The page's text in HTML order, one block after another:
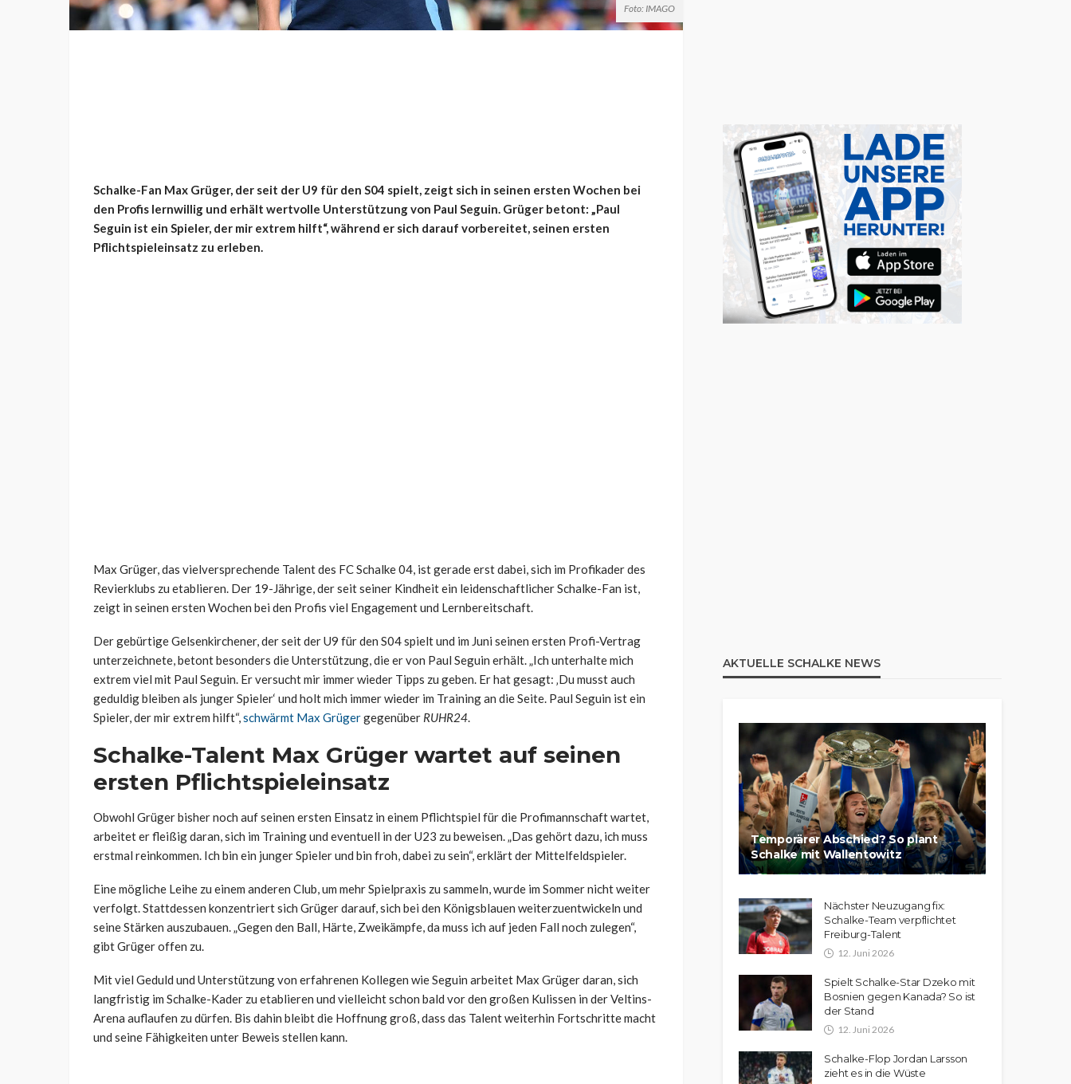
Foto: IMAGO
Schalke-Fan Max Grüger, der seit der U9 für den S04 spielt, zeigt sich in seinen ersten Wochen bei
den Profis lernwillig und erhält wertvolle Unterstützung von Paul Seguin. Grüger betont: „Paul
Seguin ist ein Spieler, der mir extrem hilft“, während er sich darauf vorbereitet, seinen ersten
Pflichtspieleinsatz zu erleben.
Max Grüger, das vielversprechende Talent des FC Schalke 04, ist gerade erst dabei, sich im Profikader des
Revierklubs zu etablieren. Der 19-Jährige, der seit seiner Kindheit ein leidenschaftlicher Schalke-Fan ist,
zeigt in seinen ersten Wochen bei den Profis viel Engagement und Lernbereitschaft.
Der gebürtige Gelsenkirchener, der seit der U9 für den S04 spielt und im Juni seinen ersten Profi-Vertrag
unterzeichnete, betont besonders die Unterstützung, die er von Paul Seguin erhält. „Ich unterhalte mich
extrem viel mit Paul Seguin. Er versucht mir immer wieder Tipps zu geben. Er hat gesagt: ‚Du musst auch
geduldig bleiben als junger Spieler‘ und holt mich immer wieder im Training an die Seite. Paul Seguin ist ein
Spieler, der mir extrem hilft“,schwärmt Max Grügergegenüber RUHR24.
Schalke-Talent Max Grüger wartet auf seinen
ersten Pflichtspieleinsatz
Obwohl Grüger bisher noch auf seinen ersten Einsatz in einem Pflichtspiel für die Profimannschaft wartet,
arbeitet er fleißig daran, sich im Training und eventuell in der U23 zu beweisen. „Das gehört dazu, ich muss
erstmal reinkommen. Ich bin ein junger Spieler und bin froh, dabei zu sein“, erklärt der Mittelfeldspieler.
Eine mögliche Leihe zu einem anderen Club, um mehr Spielpraxis zu sammeln, wurde im Sommer nicht weiter
verfolgt. Stattdessen konzentriert sich Grüger darauf, sich bei den Königsblauen weiterzuentwickeln und
seine Stärken auszubauen. „Gegen den Ball, Härte, Zweikämpfe, da muss ich auf jeden Fall noch zulegen“,
gibt Grüger offen zu.
Mit viel Geduld und Unterstützung von erfahrenen Kollegen wie Seguin arbeitet Max Grüger daran, sich
langfristig im Schalke-Kader zu etablieren und vielleicht schon bald vor den großen Kulissen in der Veltins-
Arena auflaufen zu dürfen. Bis dahin bleibt die Hoffnung groß, dass das Talent weiterhin Fortschritte macht
und seine Fähigkeiten unter Beweis stellen kann.
AKTUELLE SCHALKE NEWS
Temporärer Abschied? So plant
Schalke mit Wallentowitz
Nächster Neuzugang fix:
Schalke-Team verpflichtet
Freiburg-Talent
12. Juni 2026
Spielt Schalke-Star Dzeko mit
Bosnien gegen Kanada? So ist
der Stand
12. Juni 2026
Schalke-Flop Jordan Larsson
zieht es in die Wüste